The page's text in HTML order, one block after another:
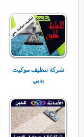
شركة تنظيف موكيت
بدبي